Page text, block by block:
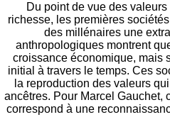
Du point de vue des
richesse, les premières
des millénaires une
anthropologiques
croissance économique,
initial à travers le temps.
la reproduction des
ancêtres. Pour Marcel
correspond à une